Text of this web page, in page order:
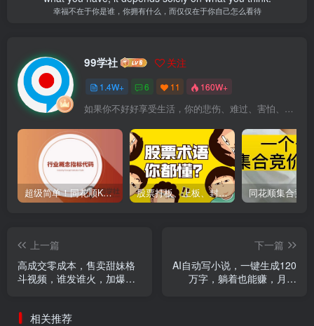
幸福不在于你是谁，你拥有什么，而仅仅在于你自己怎么看待
99学社 关注
1.4W+ 6 11 160W+
如果你不好好享受生活，你的悲伤、难过、害怕、羞愧和内疚会代替你享受
超级简单！同花顺K线界面显示行业概念指标代码图解 股票打板、上板、封板、翘板、炸板是什么意思？炒股你必须懂的暗语！
上一篇
高成交零成本，售卖甜妹格
斗视频，谁发谁火，加爆微
下一篇
AI自动写小说，一键生成120
万字，躺着也能赚，月入
相关推荐